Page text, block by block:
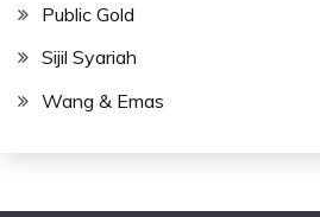
Public Gold
Sijil Syariah
Wang & Emas